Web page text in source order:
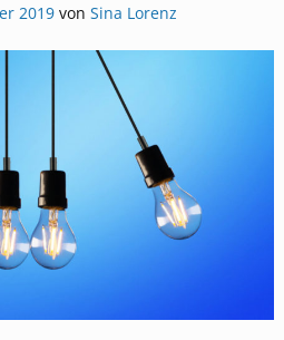
2019 von Sina Lorenz